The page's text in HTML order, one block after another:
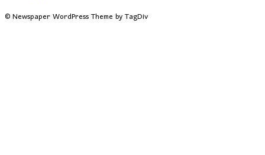
© Newspaper WordPress Theme by TagDiv